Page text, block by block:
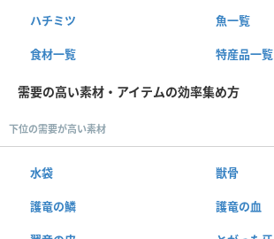
ハチミツ 魚一覧
食材一覧 特産品一覧
需要の高い素材・アイテムの効率集め方
下位の需要が高い素材
水袋 獣骨
護竜の鱗 護竜の血